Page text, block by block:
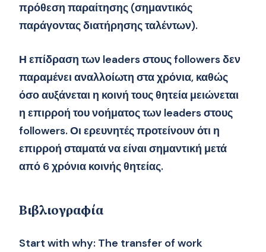
πρόθεση παραίτησης (σημαντικός
παράγοντας διατήρησης ταλέντων).
Η επίδραση των leaders στους followers δεν
παραμένει αναλλοίωτη στα χρόνια, καθώς
όσο αυξάνεται η κοινή τους θητεία μειώνεται
η επιρροή του νοήματος των leaders στους
followers. Οι ερευνητές προτείνουν ότι η
επιρροή σταματά να είναι σημαντική μετά
από 6 χρόνια κοινής θητείας.
Βιβλιογραφία
Start with why: The transfer of work